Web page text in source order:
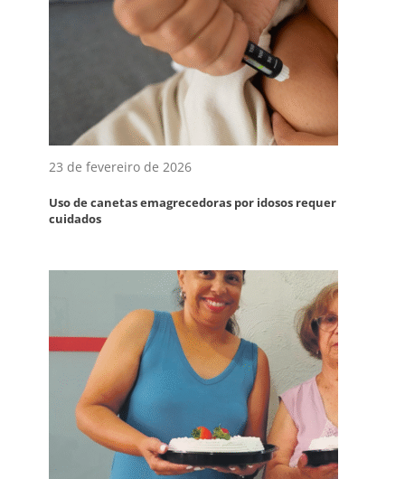
23 de fevereiro de 2026
Uso de canetas emagrecedoras por idosos requer
cuidados